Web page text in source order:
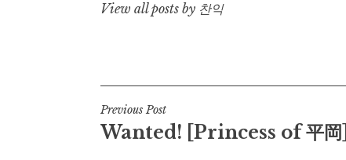
View all posts by 찬익
Post
navigation
Previous Post
Wanted! [Princess of 平岡]